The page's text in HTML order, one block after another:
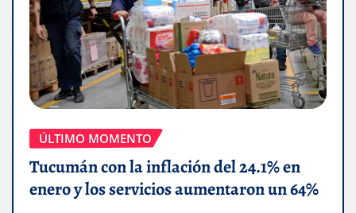
ÚLTIMO MOMENTO
Tucumán con la inflación del 24.1% en
enero y los servicios aumentaron un 64%